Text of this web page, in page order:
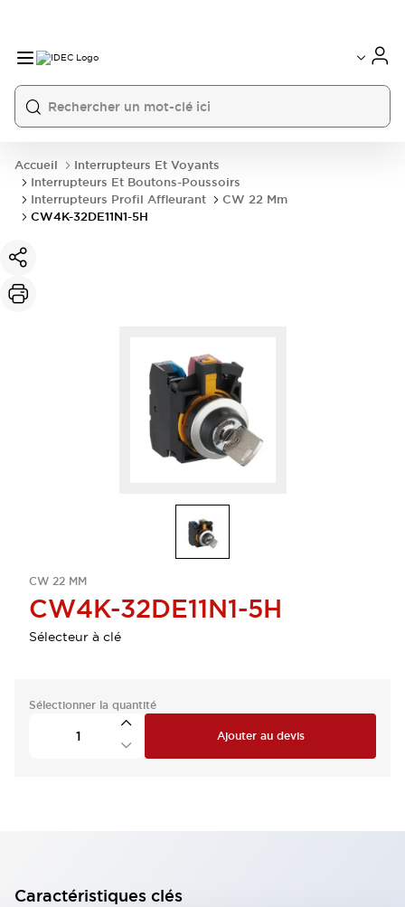
Accueil
Interrupteurs Et Voyants
Interrupteurs Et Boutons-Poussoirs
Interrupteurs Profil Affleurant
CW 22 Mm
CW4K-32DE11N1-5H
CW 22 MM
CW4K-32DE11N1-5H
Sélecteur à clé
Sélectionner la quantité
Ajouter au devis
Caractéristiques clés